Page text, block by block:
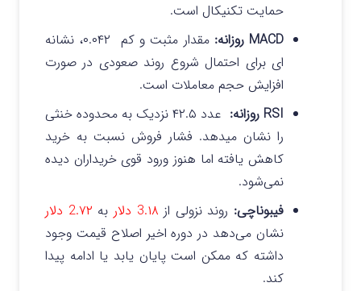
حمایت تکنیکال است.
MACD روزانه:
مقدار مثبت و کم ۰.۰۴۲، نشانه
ای برای احتمال شروع روند صعودی در صورت
افزایش حجم معاملات است.
RSI روزانه:
عدد ۴۲.۵ نزدیک به محدوده خنثی
را نشان میدهد. فشار فروش نسبت به خرید
کاهش یافته اما هنوز ورود قوی خریداران دیده
نمی‌شود.
فیبوناچی: روند نزولی از3.۱۸ دلار به
نشان می‌دهد در دوره اخیر اصلاح قیمت وجود
داشته که ممکن است پایان یابد یا ادامه پیدا
کند.